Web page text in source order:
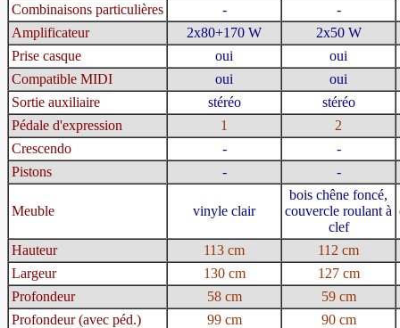
Combinaisons particulières
-
-
Amplificateur
2x80+170 W
2x50 W
Prise casque
oui
oui
Compatible MIDI
oui
oui
Sortie auxiliaire
stéréo
stéréo
Pédale d'expression
1
2
Crescendo
-
-
Pistons
- -
Meuble vinyle clair
bois chêne foncé,
couvercle roulant à
clef
Hauteur 113 cm
112 cm
Largeur
130 cm
127 cm
Profondeur
58 cm
59 cm
Profondeur (avec péd.)
99 cm
90 cm